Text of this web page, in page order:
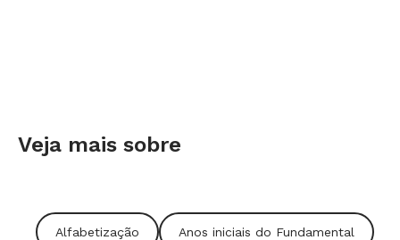
Veja mais sobre
Alfabetização Anos iniciais do Fundamental